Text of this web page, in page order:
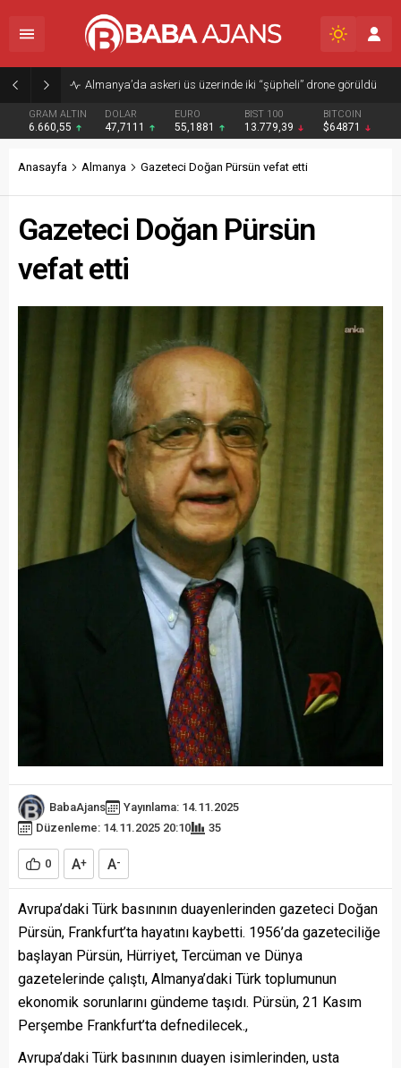
Almanya’da askeri üs üzerinde iki “şüpheli” drone görüldü
GRAM ALTIN
6.660,55
DOLAR
47,7111
EURO
55,1881
BIST 100
13.779,39
BITCOIN
$64871
Anasayfa Almanya Gazeteci Doğan Pürsün vefat etti
Gazeteci Doğan Pürsün
vefat etti
BabaAjans
Yayınlama: 14.11.2025
Düzenleme: 14.11.2025 20:10
35
0 A+ A-
Avrupa’daki Türk basınının duayenlerinden gazeteci Doğan
Pürsün, Frankfurt’ta hayatını kaybetti. 1956’da gazeteciliğe
başlayan Pürsün, Hürriyet, Tercüman ve Dünya
gazetelerinde çalıştı, Almanya’daki Türk toplumunun
ekonomik sorunlarını gündeme taşıdı. Pürsün, 21 Kasım
Perşembe Frankfurt’ta defnedilecek.,
Avrupa’daki Türk basınının duayen isimlerinden, usta